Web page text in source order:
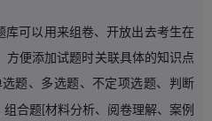
库可以用来组卷、开放出去考生在
方便添加试题时关联具体的知识点
选题、多选题、不定项选题、判断
组合题 材料分析、阅卷理解、案例